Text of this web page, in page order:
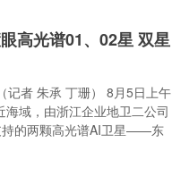
高光谱01、02星 双星
记者 朱承 丁珊） 8月5日上午
域，由浙江企业地卫二公司
持的两颗高光谱AI卫星——东